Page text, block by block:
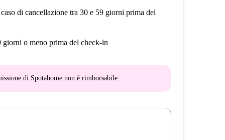
di cancellazione tra 30 e 59 giorni prima del
giorni o meno prima del check-in
di Spotahome non è rimborsabile